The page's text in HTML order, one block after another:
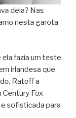
dela? Nas
nesta garota
ela fazia um teste
irlandesa que
Ratoff a
Century Fox
sofisticada para